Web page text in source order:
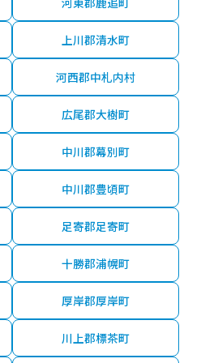
上川郡清水町
河西郡中札内村
広尾郡大樹町
中川郡幕別町
中川郡豊頃町
足寄郡足寄町
十勝郡浦幌町
厚岸郡厚岸町
川上郡標茶町